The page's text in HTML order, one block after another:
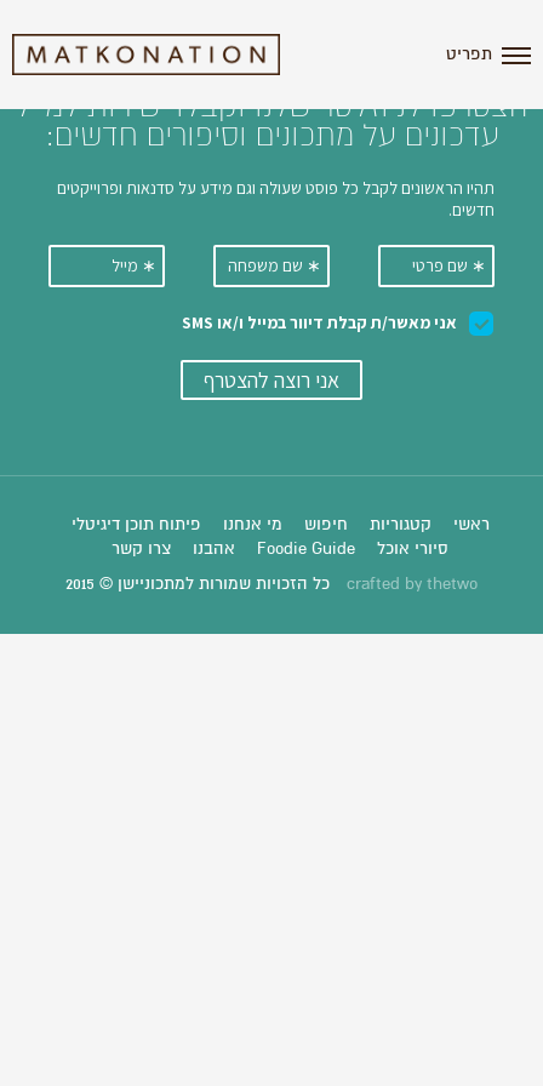
תפריט
הצטרפו לניוזלטר שלנו וקבלו ישירות למייל
עדכונים על מתכונים וסיפורים חדשים:
ראשי קטגוריות חיפוש מי אנחנו
פיתוח תוכן דיגיטלי
סיורי אוכל
Foodie Guide אהבנו צרו קשר
crafted by thetwo כל הזכויות שמורות למתכוניישן © 2015